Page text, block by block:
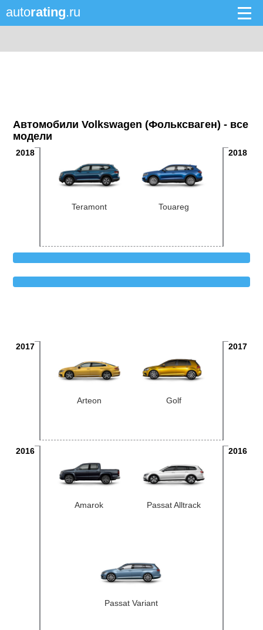
autorating.ru
Автомобили Volkswagen (Фольксваген) - все
модели
2018 2018
Teramont Touareg
2017 2017
Arteon Golf
2016 2016
Amarok Passat Alltrack
Passat Variant